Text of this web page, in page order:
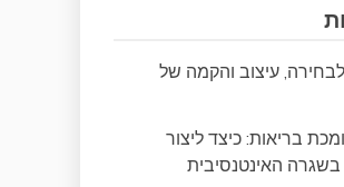
עיצוב והקמה של
בריאות: כיצד ליצור
בשגרה האינטנסיבית